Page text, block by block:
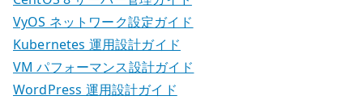
シ
ョ
ン
VyOS ネットワーク設定ガイド
Kubernetes 運用設計ガイド
VM パフォーマンス設計ガイド
WordPress 運用設計ガイド